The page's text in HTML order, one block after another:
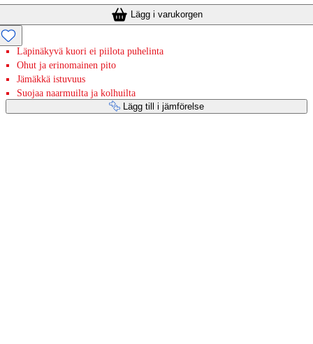
Lägg i varukorgen
Läpinäkyvä kuori ei piilota puhelinta
Ohut ja erinomainen pito
Jämäkkä istuvuus
Suojaa naarmuilta ja kolhuilta
Lägg till i jämförelse